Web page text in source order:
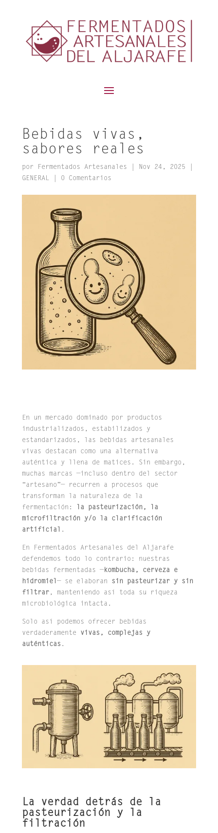
Bebidas vivas,
sabores reales
por Fermentados Artesanales Nov 24, 2025
GENERAL| 0 Comentarios
En un mercado dominado por productos
industrializados, estabilizados y
estandarizados, las bebidas artesanales
vivas destacan como una alternativa
auténtica y llena de matices. Sin embargo,
muchas marcas —incluso dentro del sector
“artesano”— recurren a procesos que
transforman la naturaleza de la
fermentación:
la pasteurización,
la
microfiltración y/o la clarificación
artificial
.
En Fermentados Artesanales del Aljarafe
defendemos todo lo contrario: nuestras
bebidas fermentadas —kombucha, cerveza e
hidromiel — se elaboran sin pasteurizar y sin
filtrar, manteniendo así toda su riqueza
microbiológica intacta.
Solo así podemos ofrecer bebidas
verdaderamente vivas, complejas y
auténticas .
La verdad detrás de la
pasteurización y la
filtración